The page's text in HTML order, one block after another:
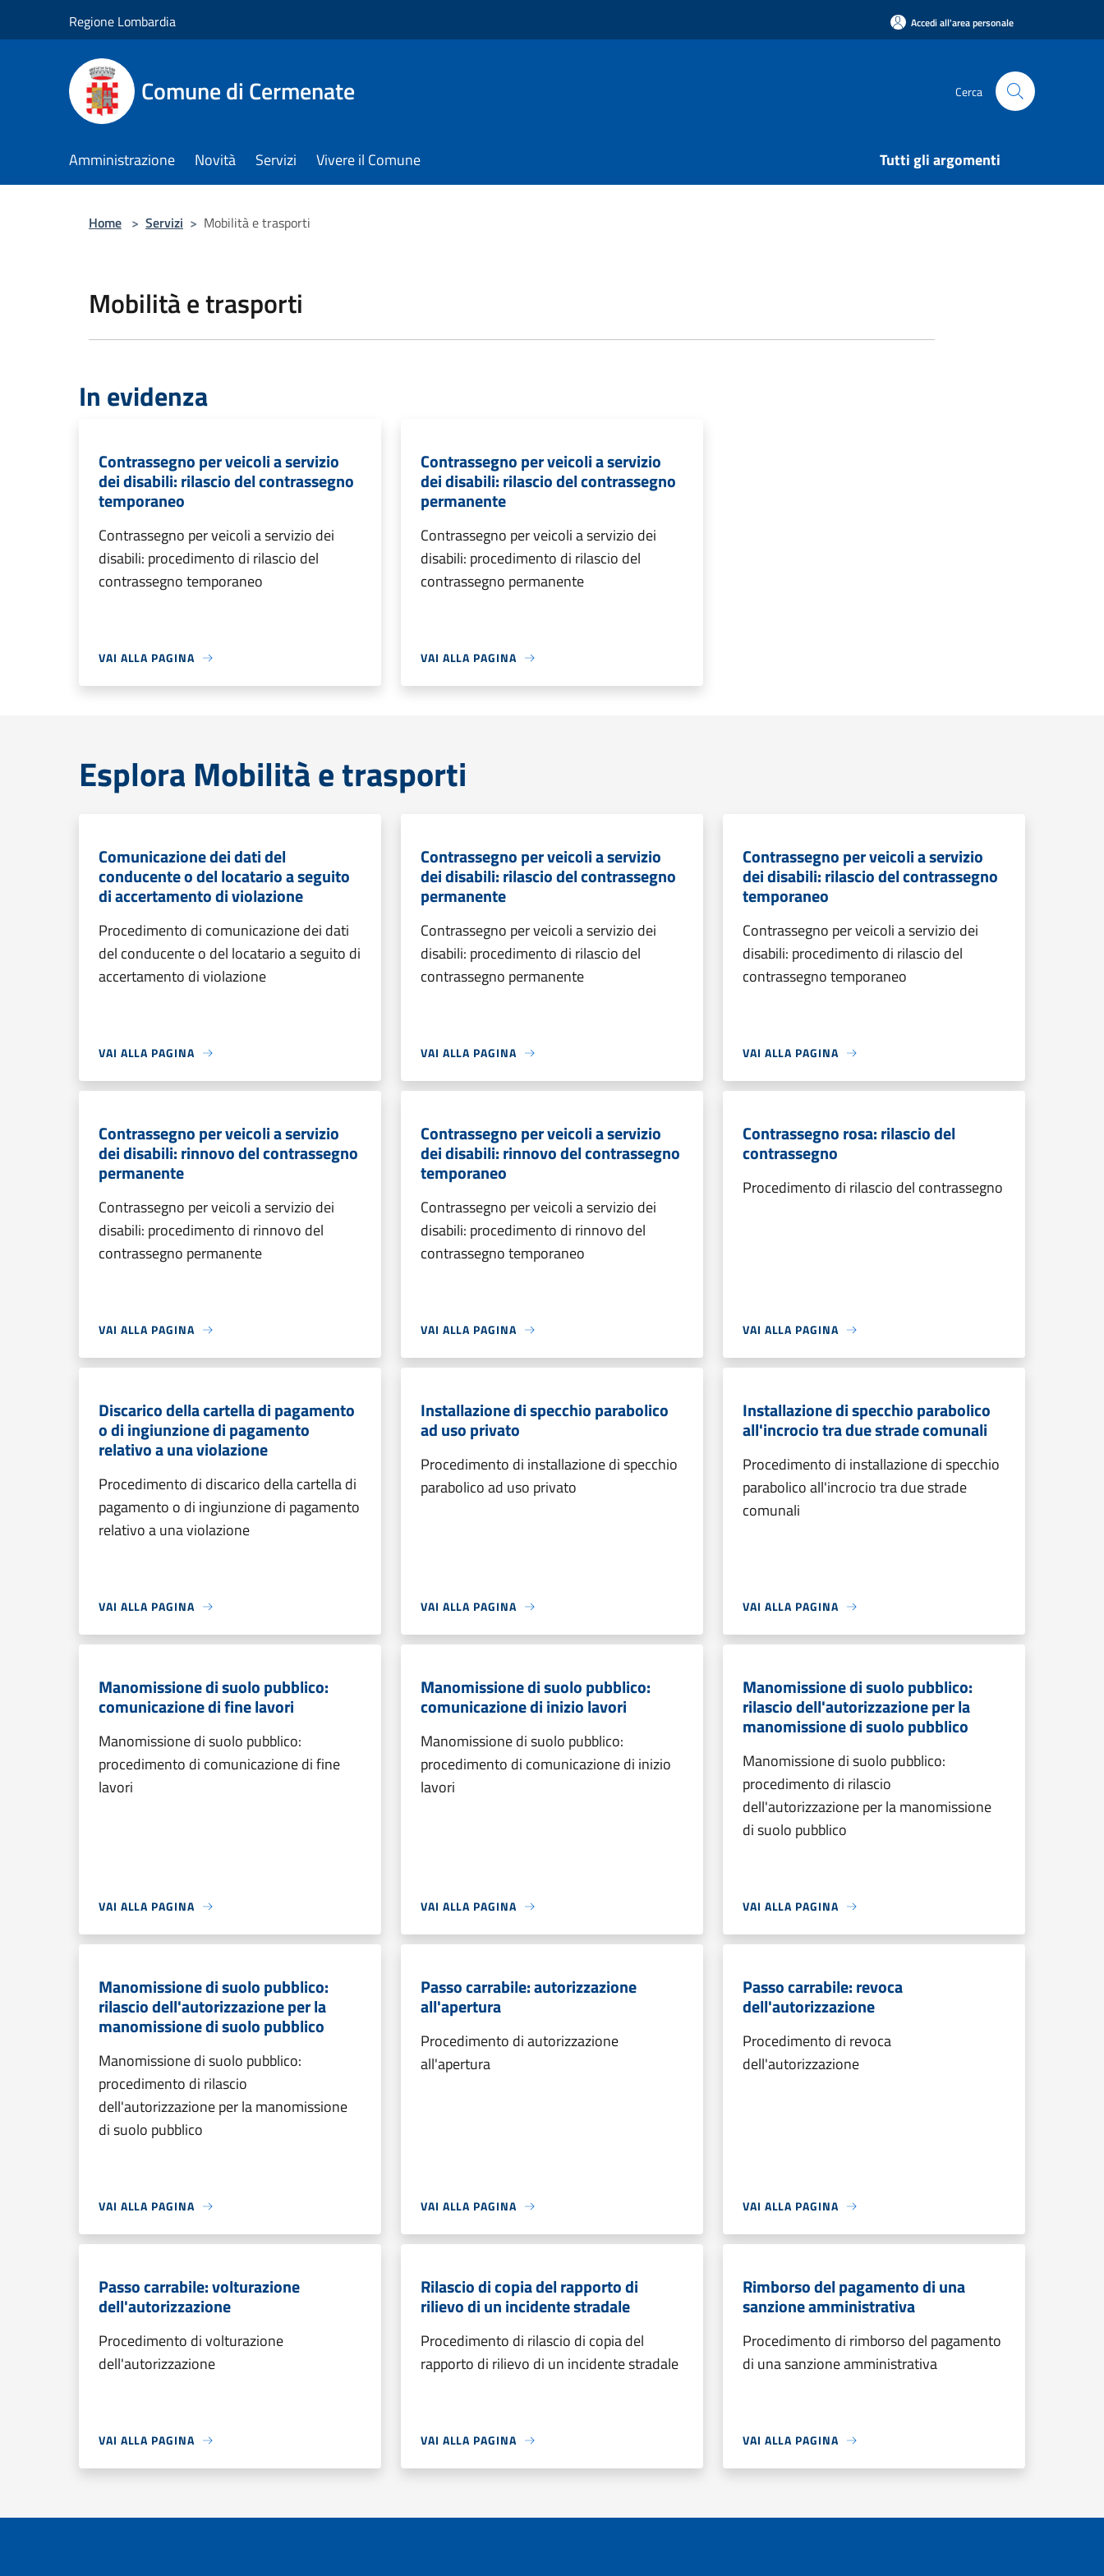
Regione Lombardia Accedi all'area personale
Comune di Cermenate Cerca
Amministrazione Novità Servizi Vivere il Comune Tutti gli argomenti
Home > Servizi > Mobilità e trasporti
Mobilità e trasporti
In evidenza
Contrassegno per veicoli a servizio
dei disabili: rilascio del contrassegno
temporaneo
Contrassegno per veicoli a servizio dei
disabili: procedimento di rilascio del
contrassegno temporaneo
VAI ALLA PAGINA
Contrassegno per veicoli a servizio
dei disabili: rilascio del contrassegno
permanente
Contrassegno per veicoli a servizio dei
disabili: procedimento di rilascio del
contrassegno permanente
VAI ALLA PAGINA
Esplora Mobilità e trasporti
Comunicazione dei dati del
conducente o del locatario a seguito
di accertamento di violazione
Procedimento di comunicazione dei dati
del conducente o del locatario a seguito di
accertamento di violazione
VAI ALLA PAGINA
Contrassegno per veicoli a servizio
dei disabili: rilascio del contrassegno
permanente
Contrassegno per veicoli a servizio dei
disabili: procedimento di rilascio del
contrassegno permanente
VAI ALLA PAGINA
Contrassegno per veicoli a servizio
dei disabili: rilascio del contrassegno
temporaneo
Contrassegno per veicoli a servizio dei
disabili: procedimento di rilascio del
contrassegno temporaneo
VAI ALLA PAGINA
Contrassegno per veicoli a servizio
dei disabili: rinnovo del contrassegno
permanente
Contrassegno per veicoli a servizio dei
disabili: procedimento di rinnovo del
contrassegno permanente
VAI ALLA PAGINA
Contrassegno per veicoli a servizio
dei disabili: rinnovo del contrassegno
temporaneo
Contrassegno per veicoli a servizio dei
disabili: procedimento di rinnovo del
contrassegno temporaneo
VAI ALLA PAGINA
Contrassegno rosa: rilascio del
contrassegno
Procedimento di rilascio del contrassegno
VAI ALLA PAGINA
Discarico della cartella di pagamento
o di ingiunzione di pagamento
relativo a una violazione
Procedimento di discarico della cartella di
pagamento o di ingiunzione di pagamento
relativo a una violazione
VAI ALLA PAGINA
Installazione di specchio parabolico
ad uso privato
Procedimento di installazione di specchio
parabolico ad uso privato
VAI ALLA PAGINA
Installazione di specchio parabolico
all'incrocio tra due strade comunali
Procedimento di installazione di specchio
parabolico all'incrocio tra due strade
comunali
VAI ALLA PAGINA
Manomissione di suolo pubblico:
comunicazione di fine lavori
Manomissione di suolo pubblico:
procedimento di comunicazione di fine
lavori
VAI ALLA PAGINA
Manomissione di suolo pubblico:
comunicazione di inizio lavori
Manomissione di suolo pubblico:
procedimento di comunicazione di inizio
lavori
VAI ALLA PAGINA
Manomissione di suolo pubblico:
rilascio dell'autorizzazione per la
manomissione di suolo pubblico
Manomissione di suolo pubblico:
procedimento di rilascio
dell'autorizzazione per la manomissione
di suolo pubblico
VAI ALLA PAGINA
Manomissione di suolo pubblico:
rilascio dell'autorizzazione per la
manomissione di suolo pubblico
Manomissione di suolo pubblico:
procedimento di rilascio
dell'autorizzazione per la manomissione
di suolo pubblico
VAI ALLA PAGINA
Passo carrabile: autorizzazione
all'apertura
Procedimento di autorizzazione
all'apertura
VAI ALLA PAGINA
Passo carrabile: revoca
dell'autorizzazione
Procedimento di revoca
dell'autorizzazione
VAI ALLA PAGINA
Passo carrabile: volturazione
dell'autorizzazione
Procedimento di volturazione
dell'autorizzazione
VAI ALLA PAGINA
Rilascio di copia del rapporto di
rilievo di un incidente stradale
Procedimento di rilascio di copia del
rapporto di rilievo di un incidente stradale
VAI ALLA PAGINA
Rimborso del pagamento di una
sanzione amministrativa
Procedimento di rimborso del pagamento
di una sanzione amministrativa
VAI ALLA PAGINA